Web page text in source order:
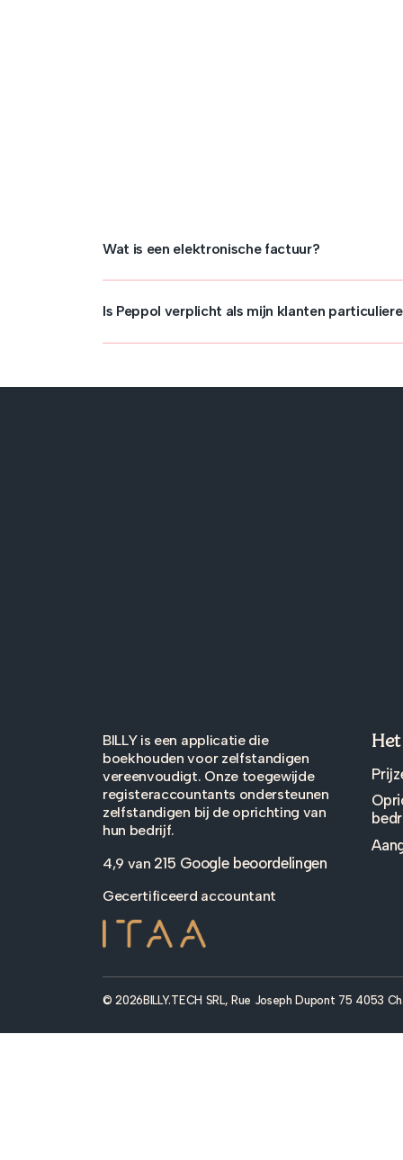
Wat is een elektronische factuur?
Is Peppol verplicht als mijn klanten
BILLY is een applicatie die
boekhouden voor zelfstandigen
vereenvoudigt. Onze toegewijde
registeraccountants ondersteunen
zelfstandigen bij de oprichting van
hun bedrijf.
4,9 van 215 Google beoordelingen
Gecertificeerd accountant
© 2026BILLY.TECH SRL, Rue Joseph Dupont 75 4053